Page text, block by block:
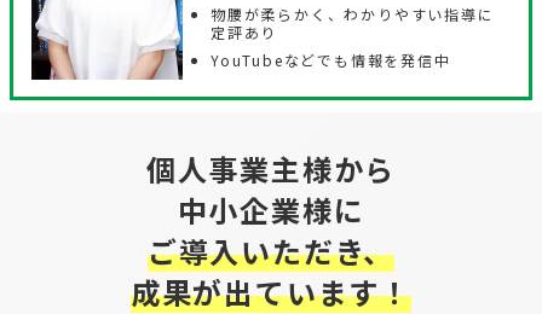
物腰が柔らかく、わかりやすい指導に
定評あり
YouTubeなどでも情報を発信中
個人事業主様から
中小企業様に
ご導入いただき、
成果が出ています！